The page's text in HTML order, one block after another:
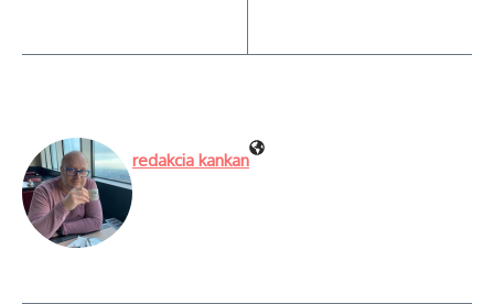
redakcia kankan